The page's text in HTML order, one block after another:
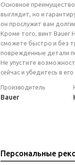
Основное преимущество
выглядит, но и
он прослужит вам
Кроме того, винт Bauer
сможете быстро и без
поврежденные детали
Не упустите
сейчас и убедитесь в
Производитель
Bauer
Персональные